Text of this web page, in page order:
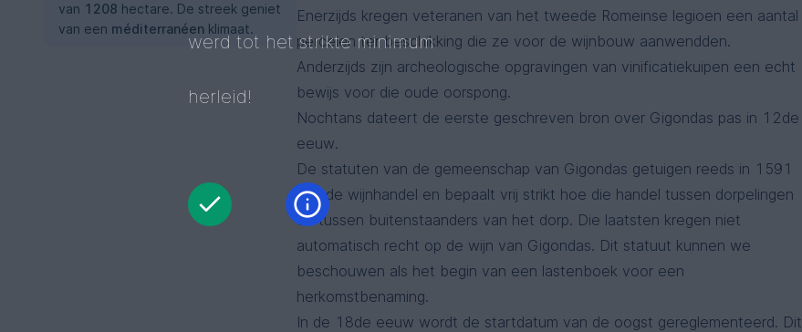
van 1208 hectare. De streek geniet
van een méditerranéen klimaat.
Enerzijds kregen veteranen van het tweede Romeinse legioen een aantal
percelen ter beschikking die ze voor de wijnbouw aanwendden.
Anderzijds zijn archeologische opgravingen van vinificatiekuipen een echt
bewijs voor die oude oorspong.
Nochtans dateert de eerste geschreven bron over Gigondas pas in 12de
eeuw.
De statuten van de gemeenschap van Gigondas getuigen reeds in 1591
van de wijnhandel en bepaalt vrij strikt hoe die handel tussen dorpelingen
en tussen buitenstaanders van het dorp. Die laatsten kregen niet
automatisch recht op de wijn van Gigondas. Dit statuut kunnen we
beschouwen als het begin van een lastenboek voor een
herkomstbenaming.
In de 18de eeuw wordt de startdatum van de oogst gereglementeerd. Dit
werd tot het strikte minimum
herleid!